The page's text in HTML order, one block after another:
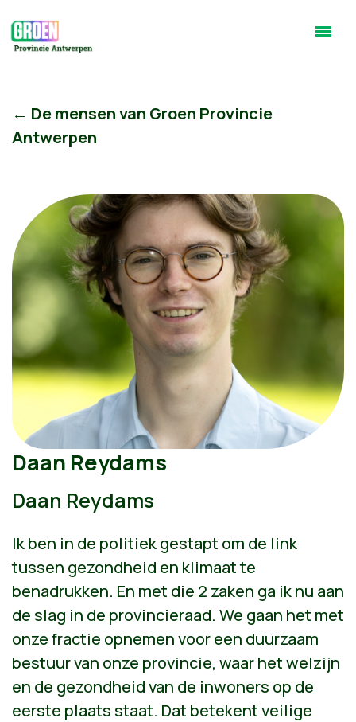
← De mensen van Groen Provincie
Antwerpen
Daan Reydams
Daan Reydams
Ik ben in de politiek gestapt om de link
tussen gezondheid en klimaat te
benadrukken. En met die 2 zaken ga ik nu aan
de slag in de provincieraad. We gaan het met
onze fractie opnemen voor een duurzaam
bestuur van onze provincie, waar het welzijn
en de gezondheid van de inwoners op de
eerste plaats staat. Dat betekent veilige